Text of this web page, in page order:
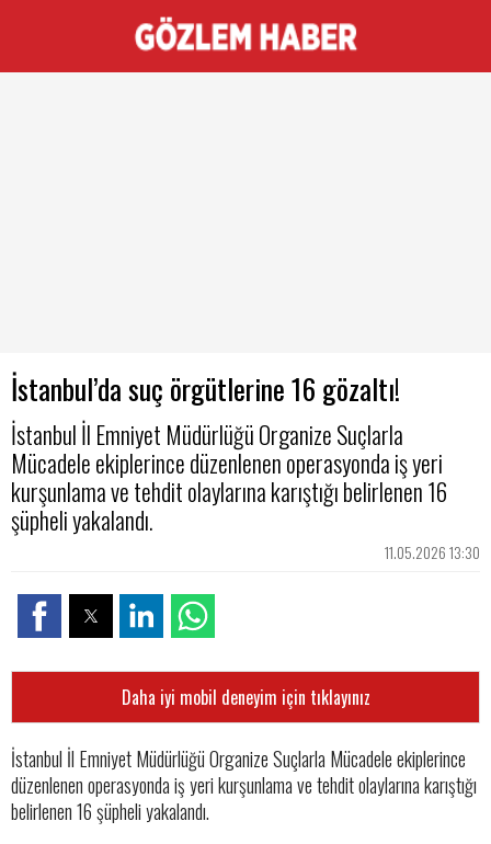
İstanbul’da suç örgütlerine 16 gözaltı!
İstanbul İl Emniyet Müdürlüğü Organize Suçlarla
Mücadele ekiplerince düzenlenen operasyonda iş yeri
kurşunlama ve tehdit olaylarına karıştığı belirlenen 16
şüpheli yakalandı.
11.05.2026 13:30
Daha iyi mobil deneyim için tıklayınız
İstanbul İl Emniyet Müdürlüğü Organize Suçlarla Mücadele ekiplerince
düzenlenen operasyonda iş yeri kurşunlama ve tehdit olaylarına karıştığı
belirlenen 16 şüpheli yakalandı.